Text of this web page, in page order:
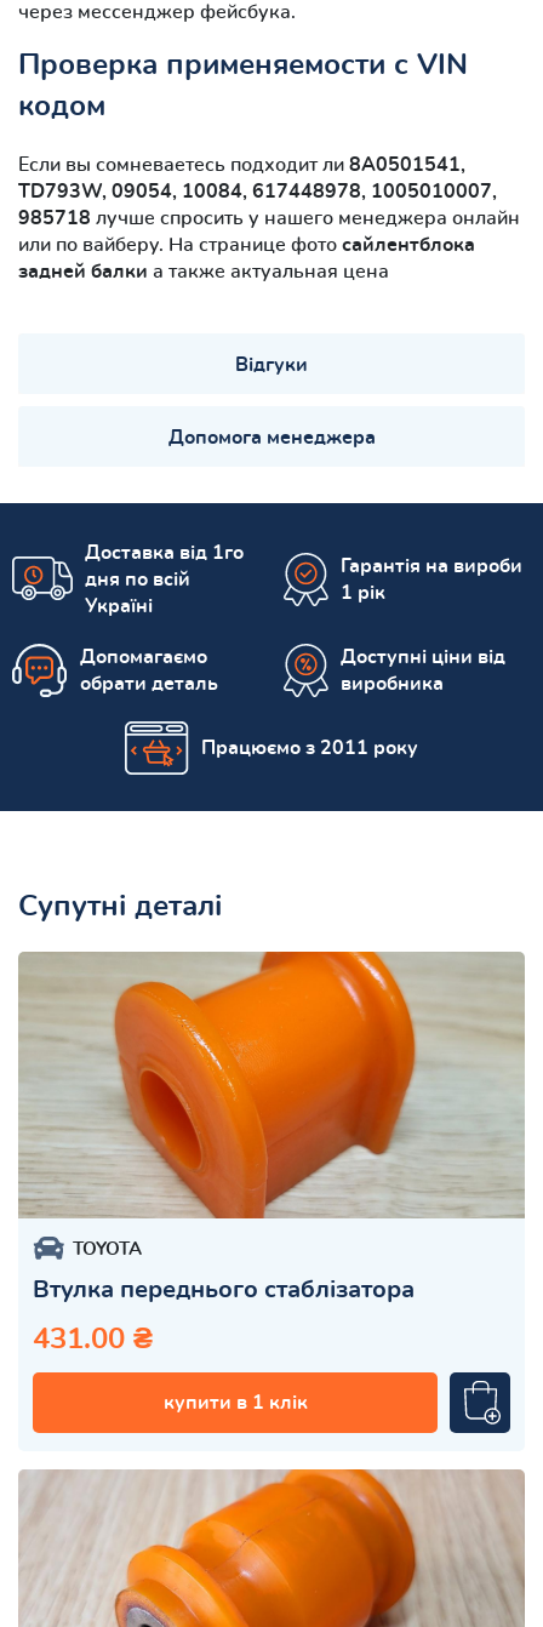
через мессенджер фейсбука.
Проверка применяемости с VIN
кодом
Если вы сомневаетесь подходит ли 8A0501541,
TD793W, 09054, 10084, 617448978, 1005010007,
985718 лучше спросить у нашего менеджера онлайн
или по вайберу. На странице фото сайлентблокa
задней балки а также актуальная цена
Відгуки
Допомога менеджера
Доставка від 1го
дня по всій
Україні
Гарантія на вироби
1 рік
Допомагаємо
обрати деталь
Доступні ціни від
виробника
Працюємо з 2011 року
Супутні деталі
TOYOTA
Втулка переднього стаблізатора
431.00 ₴
купити в 1 клік